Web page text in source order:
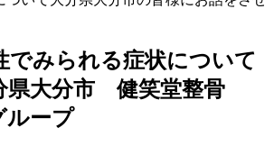
でみられる症状について
県大分市 健笑堂整骨
ループ